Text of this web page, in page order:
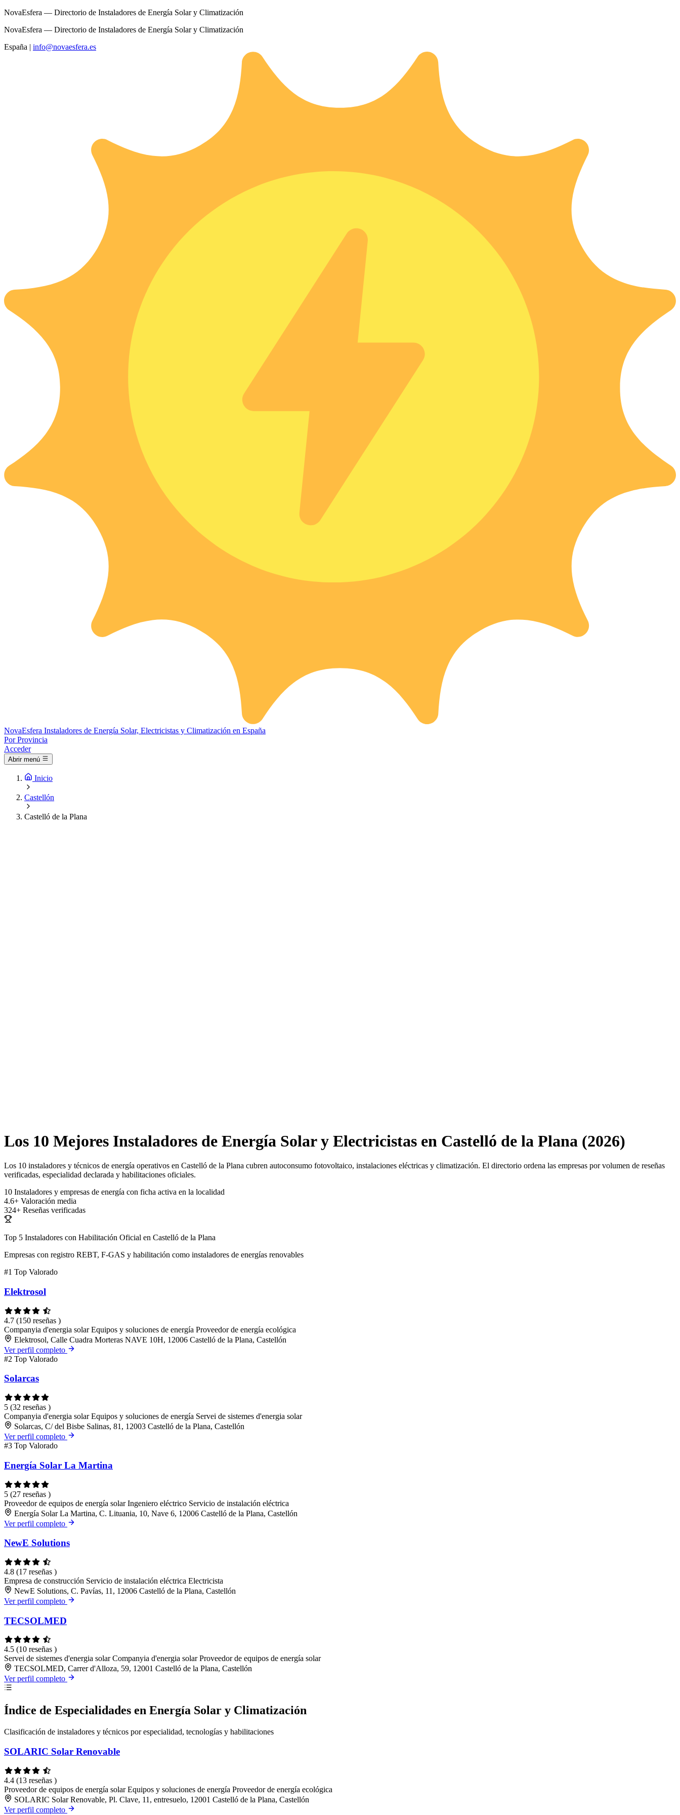
NovaEsfera — Directorio de Instaladores de Energía Solar y Climatización
NovaEsfera — Directorio de Instaladores de Energía Solar y Climatización
España | info@novaesfera.es
NovaEsfera Instaladores de Energía Solar, Electricistas y Climatización en España
Por Provincia
Acceder
Abrir menú
Inicio
Castellón
Castelló de la Plana
Los 10 Mejores Instaladores de Energía Solar y Electricistas en Castelló de la Plana (2026)
Los 10 instaladores y técnicos de energía operativos en Castelló de la Plana cubren autoconsumo fotovoltaico, instalaciones eléctricas y climatización. El directorio ordena las empresas por volumen de reseñas
verificadas, especialidad declarada y habilitaciones oficiales.
10 Instaladores y empresas de energía con ficha activa en la localidad
4.6+ Valoración media
324+ Reseñas verificadas
Top 5 Instaladores con Habilitación Oficial en Castelló de la Plana
Empresas con registro REBT, F-GAS y habilitación como instaladores de energías renovables
#1 Top Valorado
Elektrosol
4.7 (150 reseñas )
Companyia d'energia solarEquipos y soluciones de energía Proveedor de energía ecológica
Elektrosol, Calle Cuadra Morteras NAVE 10H, 12006 Castelló de la Plana, Castellón
Ver perfil completo
#2 Top Valorado
Solarcas
5 (32 reseñas )
Companyia d'energia solarEquipos y soluciones de energía Servei de sistemes d'energia solar
Solarcas, C/ del Bisbe Salinas, 81, 12003 Castelló de la Plana, Castellón
Ver perfil completo
#3 Top Valorado
Energía Solar La Martina
5 (27 reseñas )
Proveedor de equipos de energía solarIngeniero eléctrico Servicio de instalación eléctrica
Energía Solar La Martina, C. Lituania, 10, Nave 6, 12006 Castelló de la Plana, Castellón
Ver perfil completo
NewE Solutions
4.8 (17 reseñas )
Empresa de construcción Servicio de instalación eléctrica Electricista
NewE Solutions, C. Pavías, 11, 12006 Castelló de la Plana, Castellón
Ver perfil completo
TECSOLMED
4.5 (10 reseñas )
Servei de sistemes d'energia solarCompanyia d'energia solarProveedor de equipos de energía solar
TECSOLMED, Carrer d'Alloza, 59, 12001 Castelló de la Plana, Castellón
Ver perfil completo
Índice de Especialidades en Energía Solar y Climatización
Clasificación de instaladores y técnicos por especialidad, tecnologías y habilitaciones
SOLARIC Solar Renovable
4.4 (13 reseñas )
Proveedor de equipos de energía solarEquipos y soluciones de energía Proveedor de energía ecológica
SOLARIC Solar Renovable, Pl. Clave, 11, entresuelo, 12001 Castelló de la Plana, Castellón
Ver perfil completo